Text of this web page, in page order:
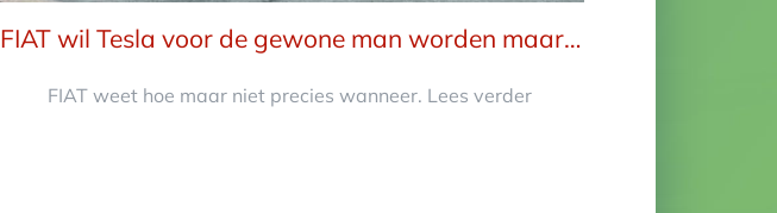
FIAT wil Tesla voor de gewone man worden maar…
FIAT weet hoe maar niet precies wanneer. Lees verder